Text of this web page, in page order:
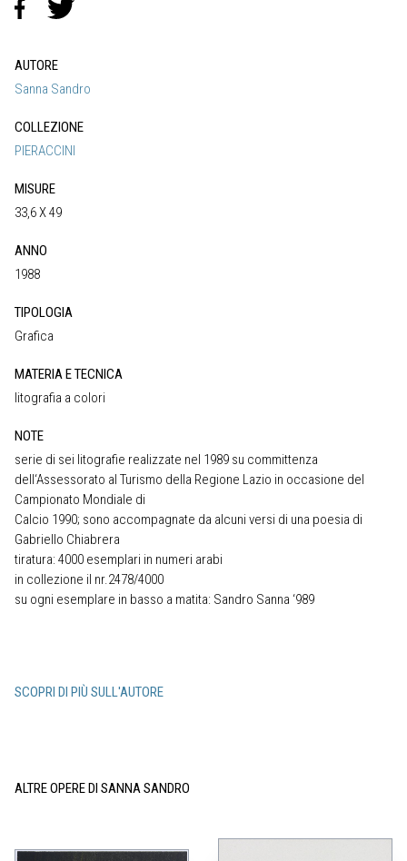
AUTORE
Sanna Sandro
COLLEZIONE
PIERACCINI
MISURE
33,6 X 49
ANNO
1988
TIPOLOGIA
Grafica
MATERIA E TECNICA
litografia a colori
NOTE
serie di sei litografie realizzate nel 1989 su committenza
dell‘Assessorato al Turismo della Regione Lazio in occasione del
Campionato Mondiale di
Calcio 1990; sono accompagnate da alcuni versi di una poesia di
Gabriello Chiabrera
tiratura: 4000 esemplari in numeri arabi
in collezione il nr.2478/4000
su ogni esemplare in basso a matita: Sandro Sanna ‘989
SCOPRI DI PIÙ SULL'AUTORE
ALTRE OPERE DI SANNA SANDRO